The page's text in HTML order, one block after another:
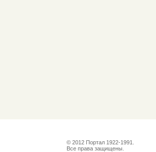
© 2012 Портал 1922-1991.
Все права защищены.